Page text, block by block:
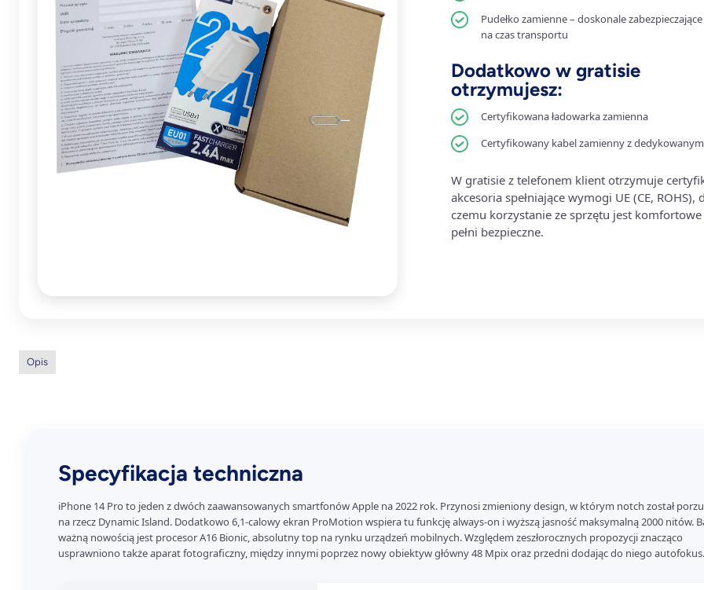
Pudełko zamienne – doskonale
na czas transportu
Dodatkowo w gratisie
otrzymujesz:
Certyfikowana ładowarka zamienna
Certyfikowany kabel zamienny z dedykowanym
W gratisie z telefonem klient otrzymuje
akcesoria spełniające wymogi UE (CE, ROHS),
czemu korzystanie ze sprzętu jest
pełni bezpieczne.
Opis
Specyfikacja techniczna
iPhone 14 Pro to jeden z dwóch zaawansowanych smartfonów Apple na 2022 rok. Przynosi zmieniony design, w którym notch został
na rzecz Dynamic Island. Dodatkowo 6,1-calowy ekran ProMotion wspiera tu funkcję always-on i wyższą jasność maksymalną 2000 nitów.
ważną nowością jest procesor A16 Bionic, absolutny top na rynku urządzeń mobilnych. Względem zeszłorocznych propozycji znacząco
usprawniono także aparat fotograficzny, między innymi poprzez nowy obiektyw główny 48 Mpix oraz przedni dodając do niego autofokus.